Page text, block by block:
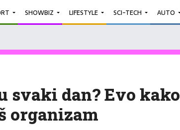
SHOWBIZ LIFESTYLE SCI-TECH AUTO
svaki dan? Evo kako
organizam